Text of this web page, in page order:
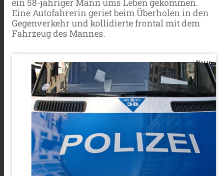
ein 58-jähriger Mann ums Leben gekommen.
Eine Autofahrerin geriet beim Überholen in den
Gegenverkehr und kollidierte frontal mit dem
Fahrzeug des Mannes.
Pixabay